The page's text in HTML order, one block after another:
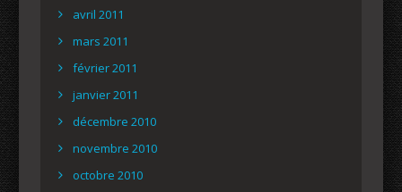
avril 2011
mars 2011
février 2011
janvier 2011
décembre 2010
novembre 2010
octobre 2010